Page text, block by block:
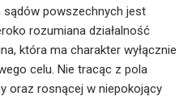
sądów powszechnych jest
rozumiana działalność
która ma charakter wyłącznie
celu. Nie tracąc z pola
oraz rosnącej w niepokojący